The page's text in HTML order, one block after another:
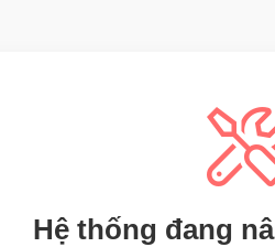
Hệ thống đang